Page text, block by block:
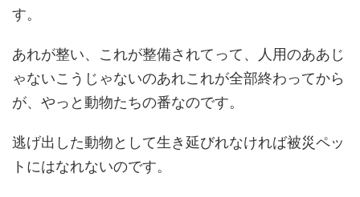
す。
あれが整い、これが整備されてって、人用のああじ
ゃないこうじゃないのあれこれが全部終わってから
が、やっと動物たちの番なのです。
逃げ出した動物として生き延びれなければ被災ペッ
トにはなれないのです。